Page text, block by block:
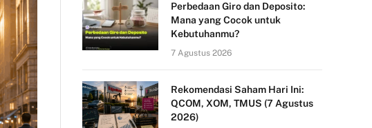
Perbedaan Giro dan Deposito:
Mana yang Cocok untuk
Kebutuhanmu?
7 Agustus 2026
Rekomendasi Saham Hari Ini:
QCOM, XOM, TMUS (7 Agustus
2026)